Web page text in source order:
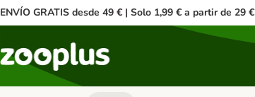
ENVÍO GRATIS desde 49 € | Solo 1,99 € a partir de 29 €